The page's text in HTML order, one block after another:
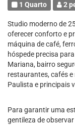
1 Quarto 2
Studio moderno de
oferecer conforto e
máquina de café,
hóspede precisa
Mariana, bairro
restaurantes, cafés
Paulista e principais
Para garantir uma
gentileza de